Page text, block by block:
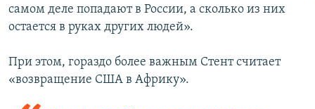
самом деле попадают в России, а сколько из них
остается в руках других людей».
При этом, гораздо более важным Стент считает
«возвращение США в Африку».